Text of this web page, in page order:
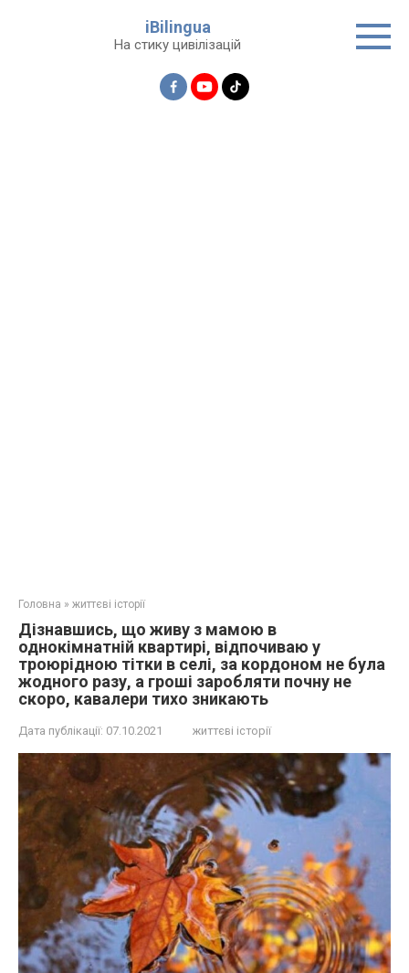
iBilingua
На стику цивілізацій
Головна » життєві історії
Дізнавшись, що живу з мамою в
однокімнатній квартирі, відпочиваю у
троюрідною тітки в селі, за кордоном не була
жодного разу, а гроші заробляти почну не
скоро, кавалери тихо зникають
Дата публікації: 07.10.2021 життєві історії